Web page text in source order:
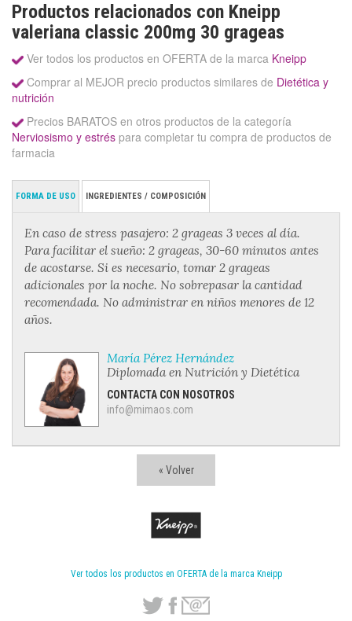
« Volver
Ver todos los productos en OFERTA de la marca Kneipp
Productos relacionados con Kneipp
valeriana classic 200mg 30 grageas
Ver todos los productos en OFERTA de la marca Kneipp
Comprar al MEJOR precio productos similares de Dietética y
nutrición
Precios BARATOS en otros productos de la categoría
Nerviosismo y estrés para completar tu compra de productos de
farmacia
FORMA DE USO INGREDIENTES / COMPOSICIÓN
En caso de stress pasajero: 2 grageas 3 veces al día.
Para facilitar el sueño: 2 grageas, 30-60 minutos antes
de acostarse. Si es necesario, tomar 2 grageas
adicionales por la noche. No sobrepasar la cantidad
recomendada. No administrar en niños menores de 12
años.
María Pérez Hernández
Diplomada en Nutrición y Dietética
CONTACTA CON NOSOTROS
info@mimaos.com